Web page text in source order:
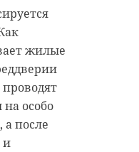
жилые
особо
а после
и